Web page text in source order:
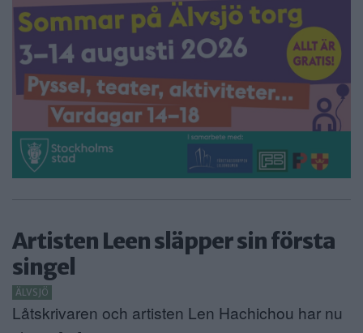
Artisten Leen släpper sin första
singel
ÄLVSJÖ
Låtskrivaren och artisten Len Hachichou har nu